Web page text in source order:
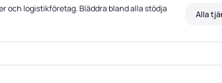
och logistikföretag. Bläddra bland alla stödja
Alla